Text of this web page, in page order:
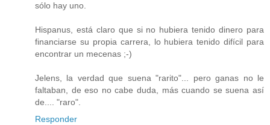
sólo hay uno.
Hispanus, está claro que si no hubiera tenido dinero para
financiarse su propia carrera, lo hubiera tenido difícil para
encontrar un mecenas ;-)
Jelens, la verdad que suena "rarito"... pero ganas no le
faltaban, de eso no cabe duda, más cuando se suena así
de.... "raro".
Responder